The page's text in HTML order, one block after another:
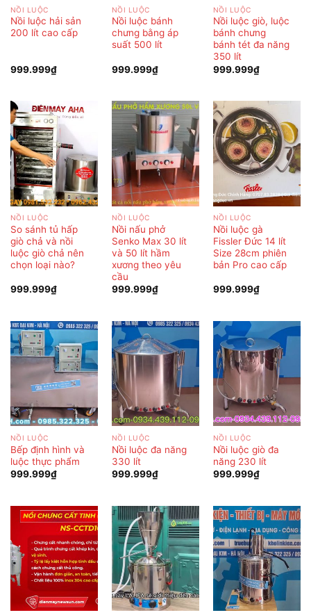
NỒI LUỘC
Nồi luộc hải sản
200 lít cao cấp
999.999₫
NỒI LUỘC
Nồi luộc bánh
chưng bằng áp
suất 500 lít
999.999₫
NỒI LUỘC
Nồi luộc giò, luộc
bánh chưng
bánh tét đa năng
350 lít
999.999₫
NỒI LUỘC
So sánh tủ hấp
giò chả và nồi
luộc giò chả nên
chọn loại nào?
999.999₫
NỒI LUỘC
Nồi nấu phở
Senko Max 30 lít
và 50 lít hầm
xương theo yêu
cầu
999.999₫
NỒI LUỘC
Nồi luộc gà
Fissler Đức 14 lít
Size 28cm phiên
bản Pro cao cấp
999.999₫
NỒI LUỘC
Bếp định hình và
luộc thực phẩm
999.999₫
NỒI LUỘC
Nồi luộc đa năng
330 lít
999.999₫
NỒI LUỘC
Nồi luộc giò đa
năng 230 lít
999.999₫